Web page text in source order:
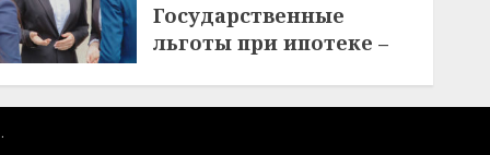
Государственные
льготы при ипотеке –